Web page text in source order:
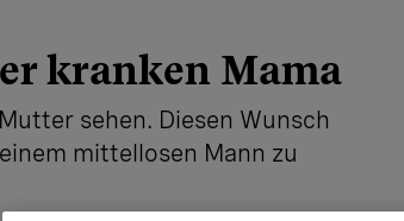
kranken Mama
sehen. Diesen Wunsch
mittellosen Mann zu